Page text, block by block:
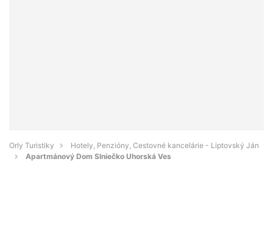
Orly Turistiky
Hotely, Penzióny, Cestovné kancelárie - Liptovský Ján
Apartmánový Dom Slniečko Uhorská Ves